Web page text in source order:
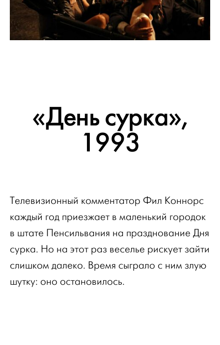
«День сурка»,
1993
Телевизионный комментатор Фил Коннорс
каждый год приезжает в маленький городок
в штате Пенсильвания на празднование Дня
сурка. Но на этот раз веселье рискует зайти
слишком далеко. Время сыграло с ним злую
шутку: оно остановилось.